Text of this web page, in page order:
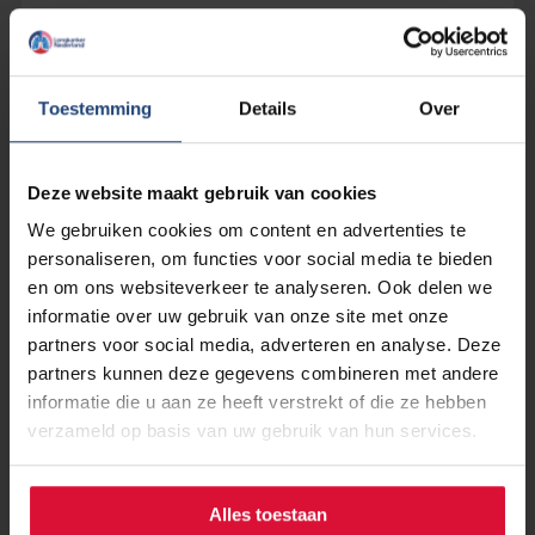
Toestemming Details Over
Deze website maakt gebruik van cookies
We gebruiken cookies om content en advertenties te
personaliseren, om functies voor social media te bieden
en om ons websiteverkeer te analyseren. Ook delen we
informatie over uw gebruik van onze site met onze
partners voor social media, adverteren en analyse. Deze
partners kunnen deze gegevens combineren met andere
informatie die u aan ze heeft verstrekt of die ze hebben
verzameld op basis van uw gebruik van hun services.
Alles toestaan